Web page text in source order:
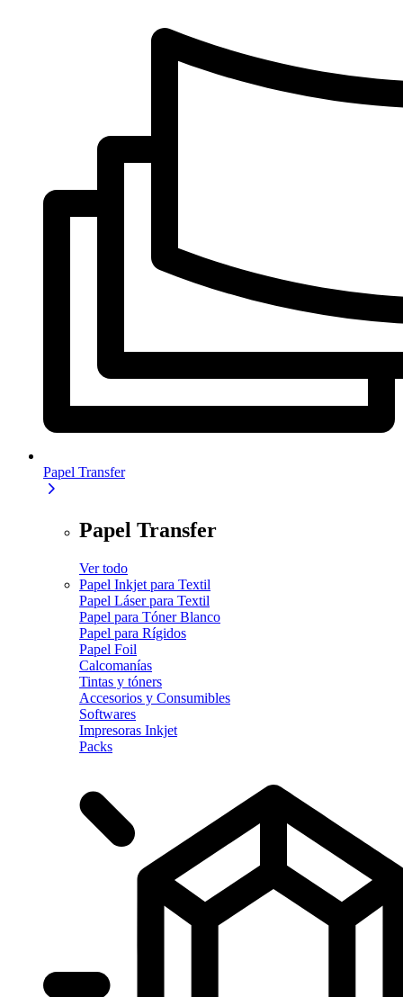
Papel Transfer
Papel Transfer
Ver todo
Papel Inkjet para Textil
Papel Láser para Textil
Papel para Tóner Blanco
Papel para Rígidos
Papel Foil
Calcomanías
Tintas y tóners
Accesorios y Consumibles
Softwares
Impresoras Inkjet
Packs